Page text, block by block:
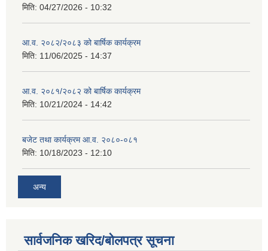
मिति: 04/27/2026 - 10:32
आ.व. २०८२/२०८३ को बार्षिक कार्यक्रम
मिति: 11/06/2025 - 14:37
आ.व. २०८१/२०८२ को बार्षिक कार्यक्रम
मिति: 10/21/2024 - 14:42
बजेट तथा कार्यक्रम आ.व. २०८०-०८१
मिति: 10/18/2023 - 12:10
अन्य
सार्वजनिक खरिद/बोलपत्र सूचना